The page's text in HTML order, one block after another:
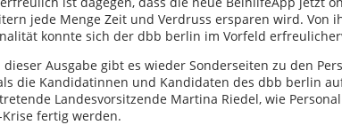
jede Menge Zeit und Verdruss ersparen wird. Von
konnte sich der dbb berlin im Vorfeld
dieser Ausgabe gibt es wieder Sonderseiten zu den
die Kandidatinnen und Kandidaten des dbb berlin
Landesvorsitzende Martina Riedel, wie
Krise fertig werden.